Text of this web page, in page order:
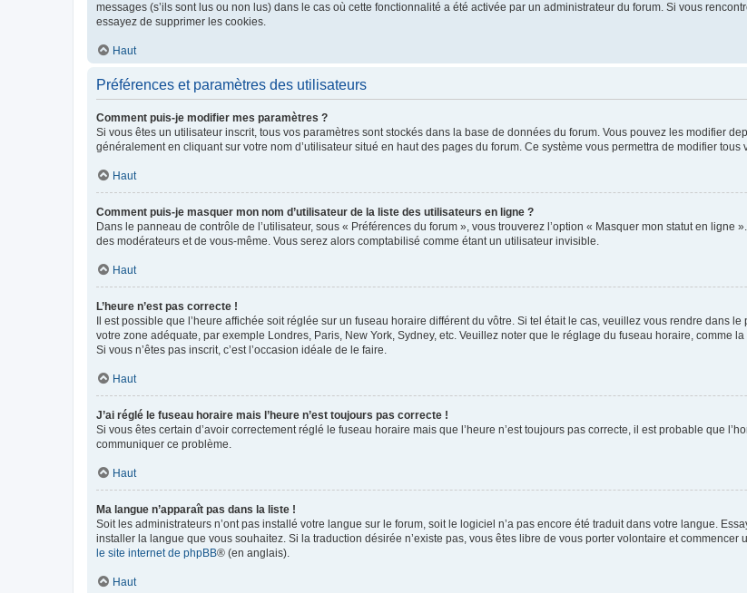
messages (s’ils sont lus ou non lus) dans le cas où cette fonctionnalité a été activée par un administrateur du forum. Si vous
essayez de supprimer les cookies.
Haut
Préférences et paramètres des utilisateurs
Comment puis-je modifier mes paramètres ?
Si vous êtes un utilisateur inscrit, tous vos paramètres sont stockés dans la base de données du forum. Vous pouvez les modifier
généralement en cliquant sur votre nom d’utilisateur situé en haut des pages du forum. Ce système vous permettra de modifier
Haut
Comment puis-je masquer mon nom d’utilisateur de la liste des utilisateurs en ligne ?
Dans le panneau de contrôle de l’utilisateur, sous « Préférences du forum », vous trouverez l’option « Masquer mon statut en
des modérateurs et de vous-même. Vous serez alors comptabilisé comme étant un utilisateur invisible.
Haut
L’heure n’est pas correcte !
Il est possible que l’heure affichée soit réglée sur un fuseau horaire différent du vôtre. Si tel était le cas, veuillez vous rendre dans
votre zone adéquate, par exemple Londres, Paris, New York, Sydney, etc. Veuillez noter que le réglage du fuseau horaire, comme
Si vous n’êtes pas inscrit, c’est l’occasion idéale de le faire.
Haut
J’ai réglé le fuseau horaire mais l’heure n’est toujours pas correcte !
Si vous êtes certain d’avoir correctement réglé le fuseau horaire mais que l’heure n’est toujours pas correcte, il est probable que
communiquer ce problème.
Haut
Ma langue n’apparaît pas dans la liste !
Soit les administrateurs n’ont pas installé votre langue sur le forum, soit le logiciel n’a pas encore été traduit dans votre langue.
installer la langue que vous souhaitez. Si la traduction désirée n’existe pas, vous êtes libre de vous porter volontaire et
le site internet de phpBB® (en anglais).
Haut